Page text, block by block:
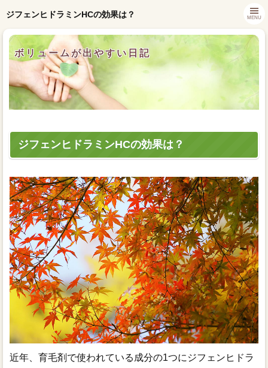
ジフェンヒドラミンHCの効果は？
ボリュームが出やすい日記
MENU
ジフェンヒドラミンHCの効果は？
近年、育毛剤で使われている成分の1つにジフェンヒドラ